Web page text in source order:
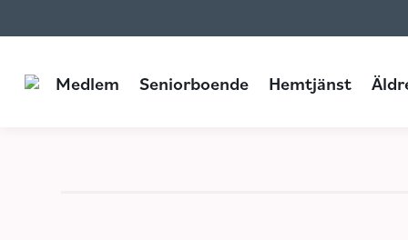
Medlem Seniorboende Hemtjänst